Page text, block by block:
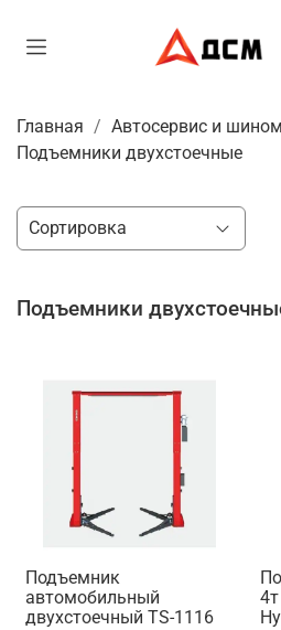
Главная Автосервис и
Подъемники двухстоечные
Подъемники
Подъемник
автомобильный
двухстоечный ТS-1116